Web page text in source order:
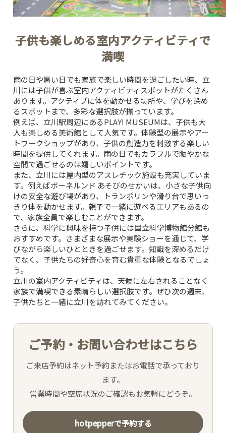
子供も楽しめる室内アクティビティで
満喫
雨の日や暑い日でも家族で楽しい時間を過ごしたい時、立
川には子供が喜ぶ室内アクティビティスポットがたくさん
あります。アクティブに体を動かせる場所や、学びを深め
るスポットまで、多彩な選択肢が揃っています。
例えば、立川駅周辺にあるPLAY! MUSEUMは、子供も大
人も楽しめる美術館として人気です。体験型の展示やアー
トワークショップがあり、子供の創造力を刺激する楽しい
時間を提供してくれます。雨の日でもカラフルで賑やかな
空間で過ごせるのは嬉しいポイントです。
また、立川には屋内型のアスレチック施設も充実していま
す。例えばボーネルンド あそびのせかいは、小さな子供向
けの安全な遊び場があり、トランポリンや滑り台で思いっ
きり体を動かせます。親子で一緒に遊べるエリアもあるの
で、家族全員で楽しむことができます。
さらに、科学に興味を持つ子供には国立科学博物館分館も
おすすめです。さまざまな展示や実験ショーを通じて、学
びながら楽しいひとときを過ごせます。知識を深めるだけ
でなく、子供たちの好奇心を育む貴重な体験となるでしょ
う。
立川の室内アクティビティは、天候に左右されることなく
家族で満喫できる素晴らしい選択肢です。ぜひ次の週末、
子供たちと一緒に立川を訪れてみてください。
ご予約・お問い合わせはこちら
ご来店予約はネット予約またはお電話で承っており
ます。
営業時間や空席状況のご確認もお気軽にどうぞ。
hotpepperで予約する